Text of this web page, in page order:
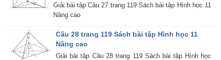
Giải bài tập Câu 27 trang 119 Sách bài tập Hình học 11
Nâng cao
Câu 28 trang 119 Sách bài tập Hình học 11
Nâng cao
Giải bài tập Câu 28 trang 119 Sách bài tập Hình học